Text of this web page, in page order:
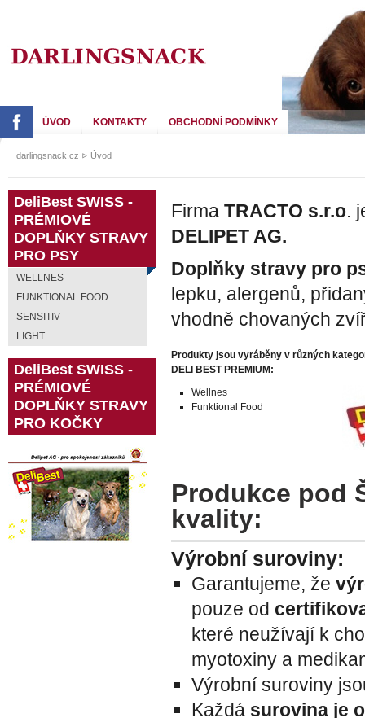
DARLING SNACK
Firma TRACTO s.r.o.
DELIPET AG.
Doplňky stravy pro
lepku, alergenů,
vhodně chovaných
Produkty jsou vyráběny v různých
DELI BEST PREMIUM:
Wellnes
Funktional Food
Produkce pod
kvality:
Výrobní suroviny:
Garantujeme, že
pouze od
které neužívají k
myotoxiny a
Výrobní suroviny
Každá surovina je
DeliBest SWISS -
PRÉMIOVÉ
DOPLŇKY STRAVY
PRO PSY
WELLNES
FUNKTIONAL FOOD
SENSITIV
LIGHT
DeliBest SWISS -
PRÉMIOVÉ
DOPLŇKY STRAVY
PRO KOČKY
ÚVOD KONTAKTY OBCHODNÍ PODMÍNKY
darlingsnack.cz Úvod